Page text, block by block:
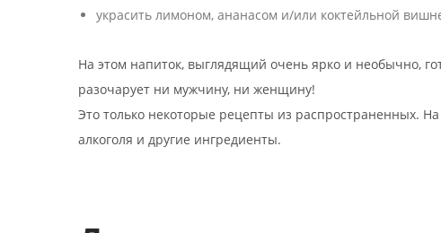
украсить лимоном, ананасом и/или коктейльной
На этом напиток, выглядящий очень ярко и необычно,
разочарует ни мужчину, ни женщину!
Это только некоторые рецепты из распространенных.
алкоголя и другие ингредиенты.